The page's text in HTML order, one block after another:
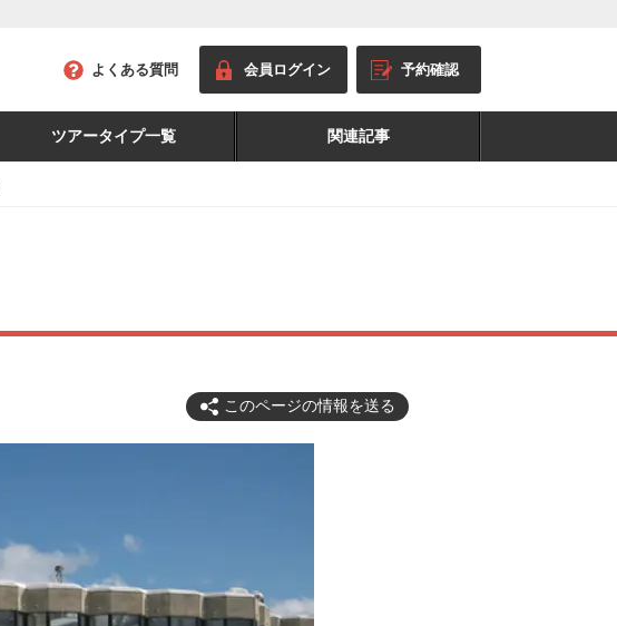
よくある質問 会員ログイン 予約確認
ツアータイプ一覧 関連記事
このページの情報を送る